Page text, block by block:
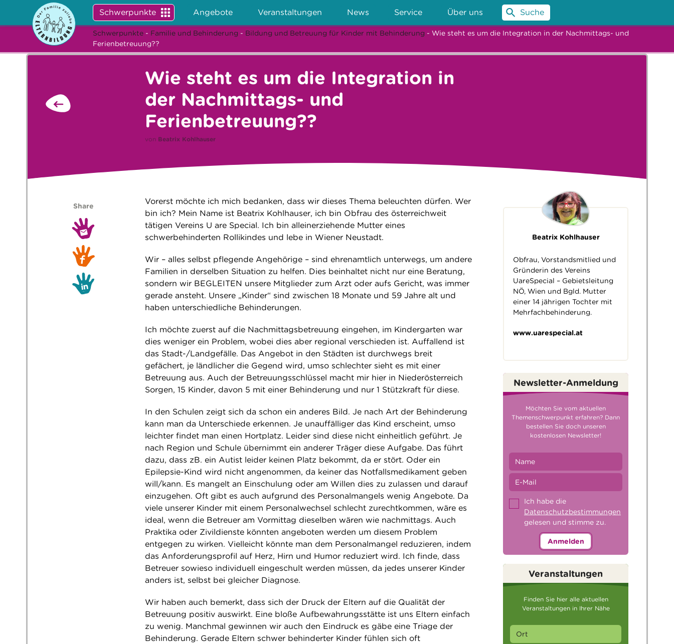
Schwerpunkte Angebote Veranstaltungen News Service Über uns Suche
Schwerpunkte - Familie und Behinderung - Bildung und Betreuung für Kinder mit Behinderung - Wie steht es um die Integration in der Nachmittags- und
Ferienbetreuung??
Wie steht es um die Integration in
der Nachmittags- und
Ferienbetreuung??
von Beatrix Kohlhauser
Vorerst möchte ich mich bedanken, dass wir dieses Thema beleuchten dürfen. Wer
bin ich? Mein Name ist Beatrix Kohlhauser, ich bin Obfrau des österreichweit
tätigen Vereins U are Special. Ich bin alleinerziehende Mutter eines
schwerbehinderten Rollikindes und lebe in Wiener Neustadt.
Wir – alles selbst pflegende Angehörige – sind ehrenamtlich unterwegs, um andere
Familien in derselben Situation zu helfen. Dies beinhaltet nicht nur eine Beratung,
sondern wir BEGLEITEN unsere Mitglieder zum Arzt oder aufs Gericht, was immer
gerade ansteht. Unsere „Kinder“ sind zwischen 18 Monate und 59 Jahre alt und
haben unterschiedliche Behinderungen.
Ich möchte zuerst auf die Nachmittagsbetreuung eingehen, im Kindergarten war
dies weniger ein Problem, wobei dies aber regional verschieden ist. Auffallend ist
das Stadt-/Landgefälle. Das Angebot in den Städten ist durchwegs breit
gefächert, je ländlicher die Gegend wird, umso schlechter sieht es mit einer
Betreuung aus. Auch der Betreuungsschlüssel macht mir hier in Niederösterreich
Sorgen, 15 Kinder, davon 5 mit einer Behinderung und nur 1 Stützkraft für diese.
In den Schulen zeigt sich da schon ein anderes Bild. Je nach Art der Behinderung
kann man da Unterschiede erkennen. Je unauffälliger das Kind erscheint, umso
leichter findet man einen Hortplatz. Leider sind diese nicht einheitlich geführt. Je
nach Region und Schule übernimmt ein anderer Träger diese Aufgabe. Das führt
dazu, dass zB. ein Autist leider keinen Platz bekommt, da er stört. Oder ein
Epilepsie-Kind wird nicht angenommen, da keiner das Notfallsmedikament geben
will/kann. Es mangelt an Einschulung oder am Willen dies zu zulassen und darauf
einzugehen. Oft gibt es auch aufgrund des Personalmangels wenig Angebote. Da
viele unserer Kinder mit einem Personalwechsel schlecht zurechtkommen, wäre es
ideal, wenn die Betreuer am Vormittag dieselben wären wie nachmittags. Auch
Praktika oder Zivildienste könnten angeboten werden um diesem Problem
entgegen zu wirken. Vielleicht könnte man dem Personalmangel reduzieren, indem
das Anforderungsprofil auf Herz, Hirn und Humor reduziert wird. Ich finde, dass
Betreuer sowieso individuell eingeschult werden müssen, da jedes unserer Kinder
anders ist, selbst bei gleicher Diagnose.
Wir haben auch bemerkt, dass sich der Druck der Eltern auf die Qualität der
Betreuung positiv auswirkt. Eine bloße Aufbewahrungsstätte ist uns Eltern einfach
zu wenig. Manchmal gewinnen wir auch den Eindruck es gäbe eine Triage der
Behinderung. Gerade Eltern schwer behinderter Kinder fühlen sich oft
Share
Beatrix Kohlhauser
Obfrau, Vorstandsmitlied und
Gründerin des Vereins
UareSpecial – Gebietsleitung
NÖ, Wien und Bgld. Mutter
einer 14 jährigen Tochter mit
Mehrfachbehinderung.
www.uarespecial.at
Newsletter-Anmeldung
Möchten Sie vom aktuellen
Themenschwerpunkt erfahren? Dann
bestellen Sie doch unseren
kostenlosen Newsletter!
Ich habe die
Datenschutzbestimmungen
gelesen und stimme zu.
Anmelden
Veranstaltungen
Finden Sie hier alle aktuellen
Veranstaltungen in Ihrer Nähe